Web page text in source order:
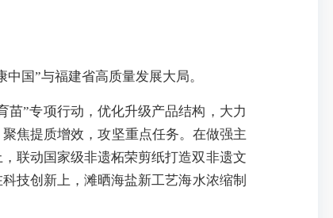
中国”与福建省高质量发展大局。
苗”专项行动， 优化升级产品结构， 大力
聚焦提质增效，攻坚重点任务。 在做强主
联动国家级非遗柘荣剪纸打造双非遗文
科技创新上，滩晒海盐新工艺海水浓缩制